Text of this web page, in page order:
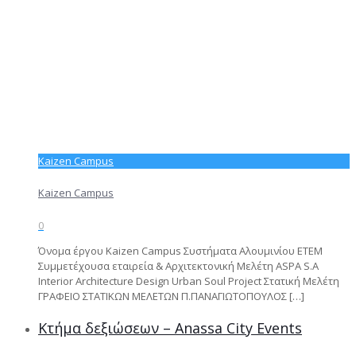
Kaizen Campus
Kaizen Campus
0
Όνομα έργου Kaizen Campus Συστήματα Αλουμινίου ΕΤΕΜ
Συμμετέχουσα εταιρεία & Αρχιτεκτονική Μελέτη ASPA S.A
Interior Architecture Design Urban Soul Project Στατική Μελέτη
ΓΡΑΦΕΙΟ ΣΤΑΤΙΚΩΝ ΜΕΛΕΤΩΝ Π.ΠΑΝΑΓΙΩΤΟΠΟΥΛΟΣ […]
Κτήμα δεξιώσεων – Anassa City Events